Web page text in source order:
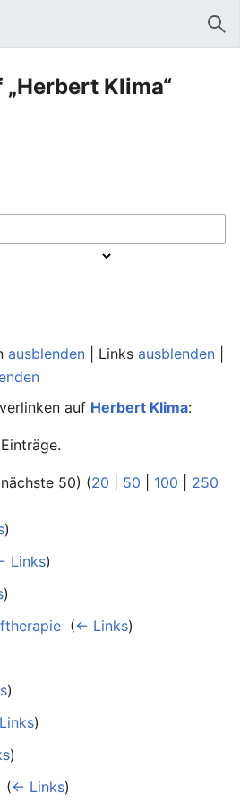
Klima“
ausblenden | Links ausblenden
auf Herbert Klima:
50) (20 50 100
250
)
Links)
)
(← Links)
)
)
)
(← Links)